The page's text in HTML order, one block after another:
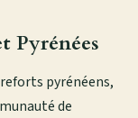
Pyrénées
pyrénéens,
de